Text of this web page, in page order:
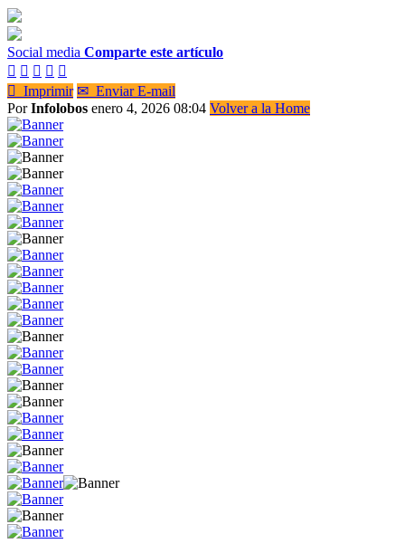
Social media Comparte este artículo
    
 Imprimir ✉ Enviar E-mail
PorInfolobos enero 4, 2026 08:04 Volver a la Home